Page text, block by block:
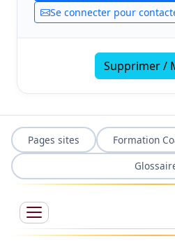
Se connecter pour
Supprimer /
Pages sites Formation